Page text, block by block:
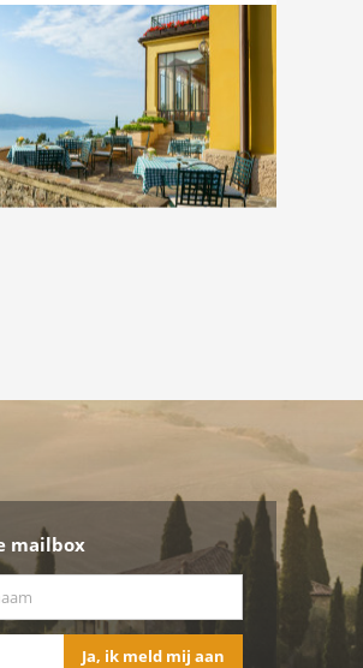
mailbox
Ja, ik meld mij aan